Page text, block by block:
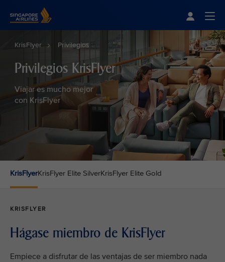
KrisFlyer Privilegios
Privilegios KrisFlyer
Viajar es mucho mejor
con KrisFlyer
KrisFlyerKrisFlyer Elite SilverKrisFlyer Elite Gold
KRISFLYER
Hágase miembro de KrisFlyer
Empiece a disfrutar de las ventajas de ser miembro nada